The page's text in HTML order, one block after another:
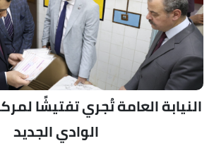
النيابة العامة تُجري تفتيشًا
الوادي الجديد